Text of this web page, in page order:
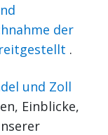
der
.
und Zoll
Einblicke,